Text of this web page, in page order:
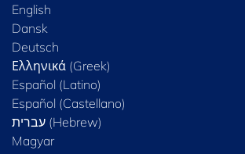
English
Dansk
Deutsch
Ελληνικά (Greek)
Español (Latino)
Español (Castellano)
Magyar